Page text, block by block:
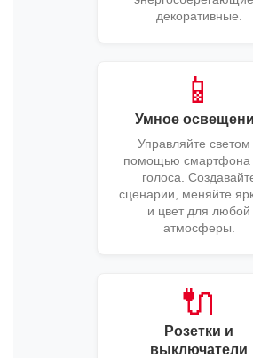
декоративные.
📱
Умное
Управляйте светом
помощью смартфона
голоса.
сценарии, меняйте
и цвет для любой
атмосферы.
🔌
Розетки и
выключатели